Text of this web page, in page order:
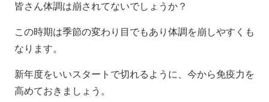
皆さん体調は崩されてないでしょうか？
この時期は季節の変わり目でもあり体調を崩しやすくも
なります。
新年度をいいスタートで切れるように、今から免疫力を
高めておきましょう。